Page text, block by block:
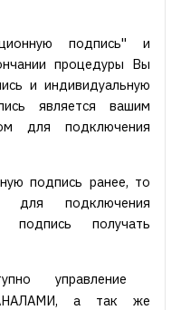
подпись" и
процедуры Вы
и индивидуальную
является вашим
для подключения
подпись ранее, то
для подключения
подпись получать
управление
а так же